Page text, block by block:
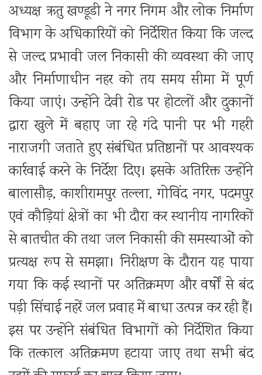
अध्यक्ष ऋतु खण्डूडी ने नगर निगम और लोक निर्माण
विभाग के अधिकारियों को निर्देशित किया कि जल्द
से जल्द प्रभावी जल निकासी की व्यवस्था की जाए
और निर्माणाधीन नहर को तय समय सीमा में पूर्ण
किया जाएं। उन्होंने देवी रोड पर होटलों और दुकानों
द्वारा खुले में बहाए जा रहे गंदे पानी पर भी गहरी
नाराजगी जताते हुए संबंधित प्रतिष्ठानों पर आवश्यक
कार्रवाई करने के निर्देश दिए। इसके अतिरिक्त उन्होंने
बालासौड़, काशीरामपुर तल्ला, गोविंद नगर, पदमपुर
एवं कौड़ियां क्षेत्रों का भी दौरा कर स्थानीय नागरिकों
से बातचीत की तथा जल निकासी की समस्याओं को
प्रत्यक्ष रूप से समझा। निरीक्षण के दौरान यह पाया
गया कि कई स्थानों पर अतिक्रमण और वर्षों से बंद
पड़ी सिंचाई नहरें जल प्रवाह में बाधा उत्पन्न कर रही हैं।
इस पर उन्होंने संबंधित विभागों को निर्देशित किया
कि तत्काल अतिक्रमण हटाया जाए तथा सभी बंद